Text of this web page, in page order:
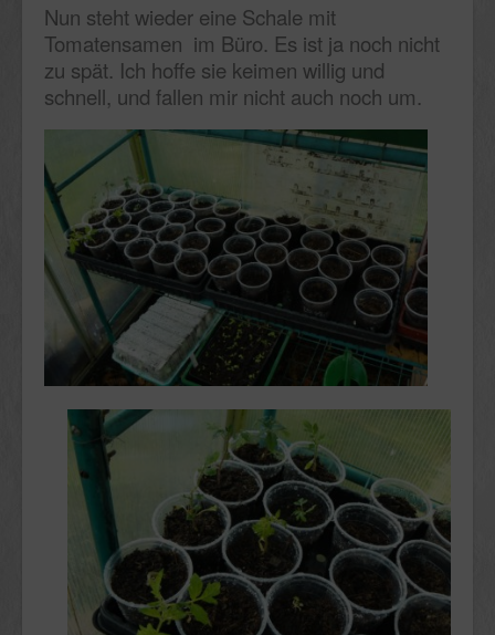
Nun steht wieder eine Schale mit
Tomatensamen im Büro. Es ist ja noch nicht
zu spät. Ich hoffe sie keimen willig und
schnell, und fallen mir nicht auch noch um.